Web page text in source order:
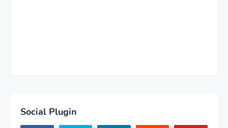
Social Plugin